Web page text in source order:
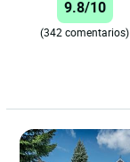
9.8/10
(342 comentarios)